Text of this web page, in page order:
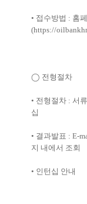
• 접수방법 : 홈
(https://
◯ 전형절차
• 전형절차 : 서
십
• 결과발표 : E-
지 내에서 조회
• 인턴십 안내